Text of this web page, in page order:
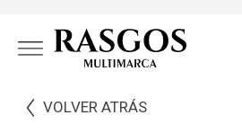
VOLVER ATRÁS